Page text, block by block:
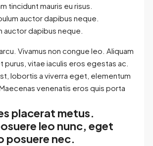
tincidunt mauris eu risus.
auctor dapibus neque.
auctor dapibus neque.
Vivamus non congue leo. Aliquam
purus, vitae iaculis eros egestas ac.
lobortis a viverra eget, elementum
venenatis eros quis porta
placerat metus.
leo nunc, eget
posuere nec.